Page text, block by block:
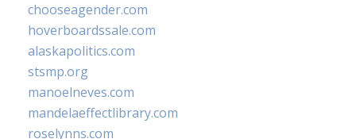
chooseagender.com
hoverboardssale.com
alaskapolitics.com
stsmp.org
manoelneves.com
mandelaeffectlibrary.com
roselynns.com